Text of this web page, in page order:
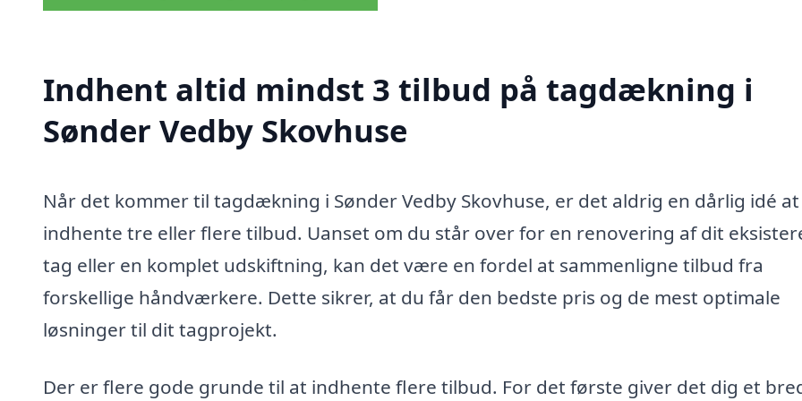
Indhent altid mindst 3 tilbud på tagdækning i
Sønder Vedby Skovhuse
Når det kommer til tagdækning i Sønder Vedby Skovhuse, er det aldrig en dårlig idé at
indhente tre eller flere tilbud. Uanset om du står over for en renovering af dit
tag eller en komplet udskiftning, kan det være en fordel at sammenligne tilbud fra
forskellige håndværkere. Dette sikrer, at du får den bedste pris og de mest optimale
løsninger til dit tagprojekt.
Der er flere gode grunde til at indhente flere tilbud. For det første giver det dig et